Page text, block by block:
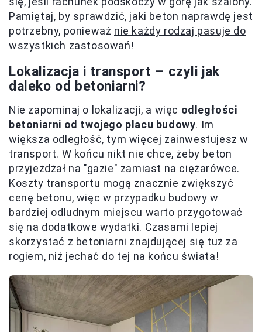
Pamiętaj, by sprawdzić, jaki beton naprawdę jest
potrzebny, ponieważ nie każdy rodzaj pasuje do
wszystkich zastosowań!
Lokalizacja i transport – czyli jak
daleko od betoniarni?
Nie zapominaj o lokalizacji, a więc odległości
betoniarni od twojego placu budowy. Im
większa odległość, tym więcej zainwestujesz w
transport. W końcu nikt nie chce, żeby beton
przyjeżdżał na "gazie" zamiast na ciężarówce.
Koszty transportu mogą znacznie zwiększyć
cenę betonu, więc w przypadku budowy w
bardziej odludnym miejscu warto przygotować
się na dodatkowe wydatki. Czasami lepiej
skorzystać z betoniarni znajdującej się tuż za
rogiem, niż jechać do tej na końcu świata!